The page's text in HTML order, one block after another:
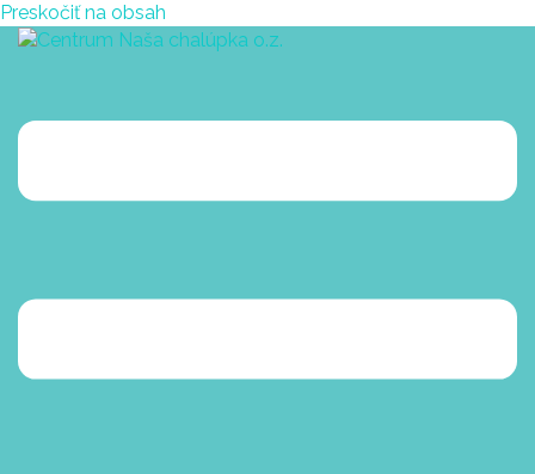
Preskočiť na obsah